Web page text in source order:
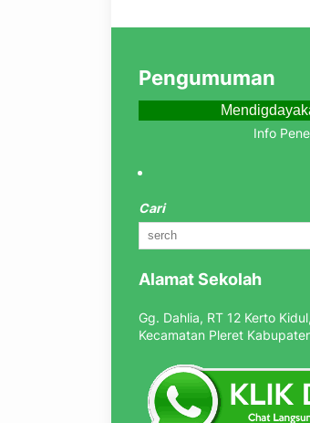
Pengumuman
Info
Cari
Alamat Sekolah
Gg. Dahlia, RT 12 Kerto
Kecamatan Pleret